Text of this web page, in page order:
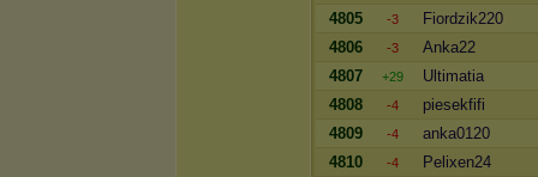
4805
-3
Fiordzik220
4806
-3
Anka22
4807
+29
Ultimatia
4808
-4
piesekfifi
4809
-4
anka0120
4810
-4
Pelixen24